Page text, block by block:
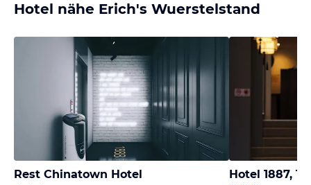
Hotel nähe Erich's Wuerstelstand
Rest Chinatown Hotel Hotel 1887,